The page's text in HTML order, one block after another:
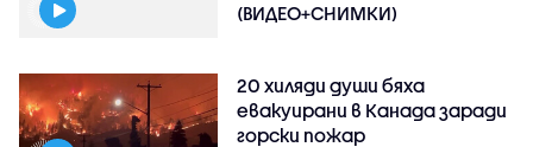
(ВИДЕО+СНИМКИ)
20 хиляди души бяха
евакуирани в Канада заради
горски пожар